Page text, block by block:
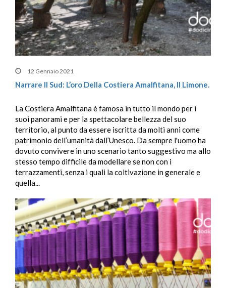
12 Gennaio 2021
Narrare Il Sud: L’oro Della Costiera Amalfitana, Il Limone.
La Costiera Amalfitana è famosa in tutto il mondo per i
suoi panorami e per la spettacolare bellezza del suo
territorio, al punto da essere iscritta da molti anni come
patrimonio dell’umanità dall’Unesco. Da sempre l'uomo ha
dovuto convivere in uno scenario tanto suggestivo ma allo
stesso tempo difficile da modellare se non con i
terrazzamenti, senza i quali la coltivazione in generale e
quella...